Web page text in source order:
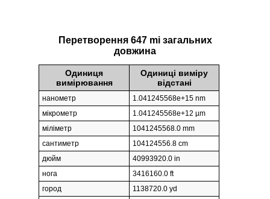
Перетворення 647 mi загальних
довжина
Одиниця
вимірювання
Одиниці виміру
відстані
нанометр
1.041245568e+15 nm
мікрометр
1.041245568e+12 µm
міліметр
1041245568.0 mm
сантиметр
104124556.8 cm
дюйм
40993920.0 in
нога
3416160.0 ft
город
1138720.0 yd